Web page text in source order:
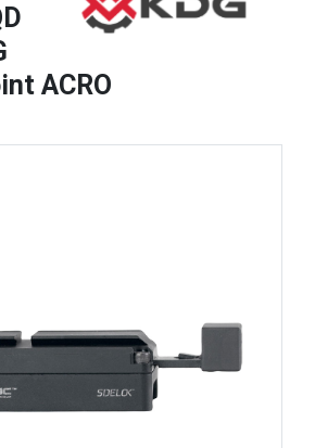
ACRO